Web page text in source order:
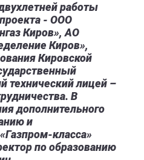
работы
- ООО
Киров», АО
Киров»,
Кировской
технический лицей –
В
дополнительного
и
класса»
по образованию